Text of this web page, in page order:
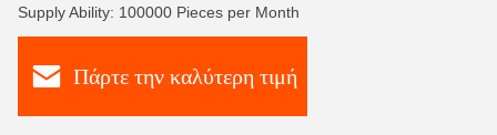
Supply Ability: 100000 Pieces per Month
Πάρτε την καλύτερη τιμή